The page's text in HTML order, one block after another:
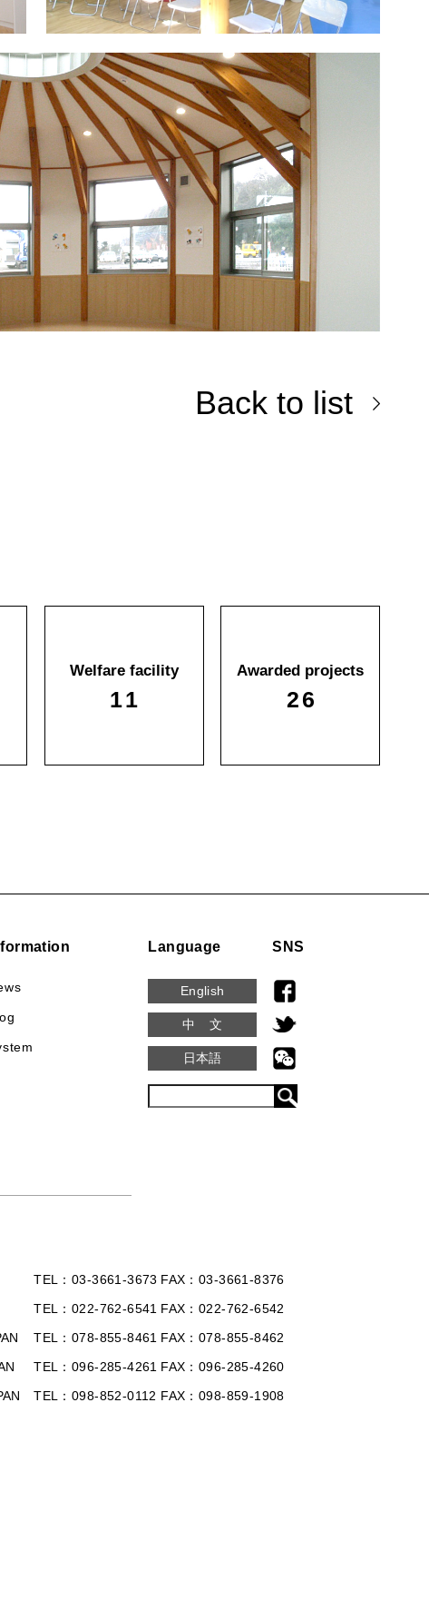
Back to list
Welfare facility
11
Awarded projects
26
Language
English
中文
日本語
SNS
TEL 03-3661-3673 FAX 03-3661-8376
TEL 022-762-6541 FAX 022-762-6542
TEL 078-855-8461 FAX 078-855-8462
TEL 096-285-4261 FAX 096-285-4260
TEL 098-852-0112 FAX 098-859-1908